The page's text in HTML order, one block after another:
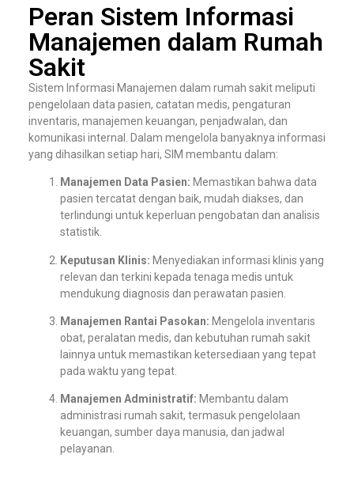
Peran Sistem Informasi
Manajemen dalam Rumah
Sakit
Sistem Informasi Manajemen dalam rumah sakit meliputi
pengelolaan data pasien, catatan medis, pengaturan
inventaris, manajemen keuangan, penjadwalan, dan
komunikasi internal. Dalam mengelola banyaknya informasi
yang dihasilkan setiap hari, SIM membantu dalam:
Manajemen Data Pasien: Memastikan bahwa data
pasien tercatat dengan baik, mudah diakses, dan
terlindungi untuk keperluan pengobatan dan analisis
statistik.
Keputusan Klinis: Menyediakan informasi klinis yang
relevan dan terkini kepada tenaga medis untuk
mendukung diagnosis dan perawatan pasien.
Manajemen Rantai Pasokan: Mengelola inventaris
obat, peralatan medis, dan kebutuhan rumah sakit
lainnya untuk memastikan ketersediaan yang tepat
pada waktu yang tepat.
Manajemen Administratif: Membantu dalam
administrasi rumah sakit, termasuk pengelolaan
keuangan, sumber daya manusia, dan jadwal
pelayanan.